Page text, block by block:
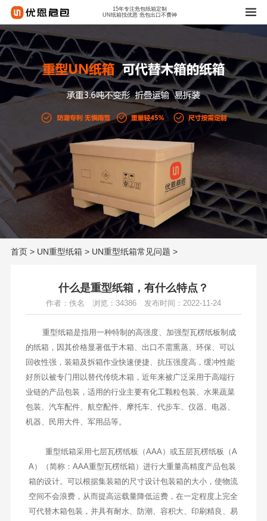
15年专注危包纸箱定制
UN纸箱找优恩 危包出口不费神
首页> UN重型纸箱> UN重型纸箱常见问题 >
什么是重型纸箱，有什么特点？
作者：佚名 浏览：34386 发布时间：2022-11-24
重型纸箱是指用一种特制的高强度、加强型瓦楞纸板制成
的纸箱，因其价格显著低于木箱、出口不需熏蒸、环保、可以
回收性强，装箱及拆箱作业快速便捷、抗压强度高，缓冲性能
好所以被专门用以替代传统木箱，近年来被广泛采用于高端行
业链的产品包装，适用的行业主要有化工颗粒包装、水果蔬菜
包装、汽车配件、航空配件、摩托车、代步车、仪器、电器、
机器、民用大件、军用品等。
重型纸箱采用七层瓦楞纸板（AAA）或五层瓦楞纸板（A
A）（简称：AAA重型瓦楞纸箱）进行大重量高精度产品包装
箱的设计。可以根据集装箱的尺寸设计包装箱的大小，使物流
空间不会浪费，从而提高运载量降低运费，在一定程度上完全
可代替木箱包装，并具有耐水、防潮、容积大、印刷精良、易